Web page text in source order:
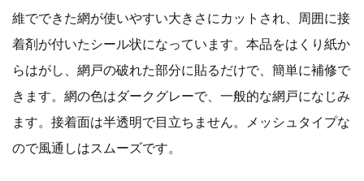
維でできた網が使いやすい大きさにカットされ、周囲に接
着剤が付いたシール状になっています。本品をはくり紙か
らはがし、網戸の破れた部分に貼るだけで、簡単に補修で
きます。網の色はダークグレーで、一般的な網戸になじみ
ます。接着面は半透明で目立ちません。メッシュタイプな
ので風通しはスムーズです。